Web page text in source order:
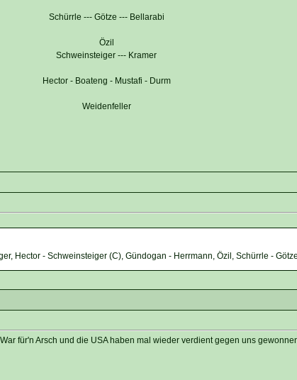
Schürrle --- Götze --- Bellarabi
Özil
Schweinsteiger --- Kramer
Hector - Boateng - Mustafi - Durm
Weidenfeller
Hector - Schweinsteiger (C), Gündogan - Herrmann, Özil, Schürrle -
für'n Arsch und die USA haben mal wieder verdient gegen uns